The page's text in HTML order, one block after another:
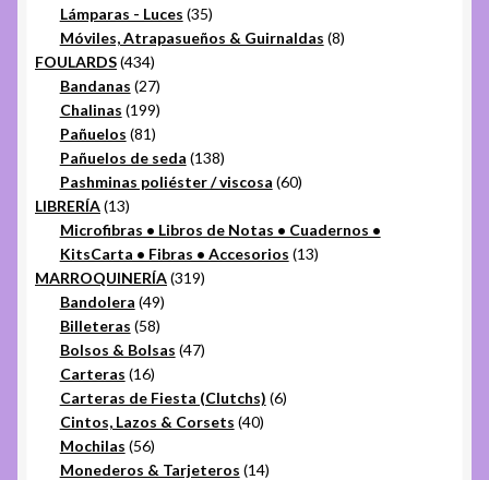
productos
Lámparas - Luces 3535
productos
Móviles, Atrapasueños & Guirnaldas 88
FOULARDS 434434
productos
Bandanas 2727
productos
Chalinas 199199
productos
Pañuelos 8181
productos
Pañuelos de seda 138138
productos
Pashminas poliéster / viscosa 6060
LIBRERÍA 1313
productos
Microfibras • Libros de Notas • Cuadernos •
KitsCarta • Fibras • Accesorios 1313
MARROQUINERÍA 319319
Bandolera 4949
productos
Billeteras 5858
productos
Bolsos & Bolsas 4747
Carteras 1616
productos
Carteras de Fiesta (Clutchs) 66
Cintos, Lazos & Corsets 4040
Mochilas 5656
productos
Monederos & Tarjeteros 1414